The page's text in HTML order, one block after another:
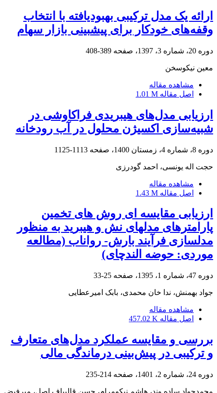
ارائه یک مدل ترکیبی بهبود‌یافته با انتخاب
وقفه‌های خودکار برای پیش‎بینی بازار سهام
دوره 20، شماره 3، 1397، صفحه 389-408
معین نیکوسخن
مشاهده مقاله
اصل مقاله 1.01 M
ارزیابی مدل‌های هیبریدی فراکاوشی در
شبیه‌سازی اکسیژن محلول در آب رودخانه
دوره 8، شماره 4، زمستان 1400، صفحه 1113-1125
حجت اله یونسی، احمد گودرزی
مشاهده مقاله
اصل مقاله 1.43 M
ارزیابی مقایسه ای روش های تخمین
پارامترهای مدلهای نش و هیبرید به منظور
مدلسازی فرآیند بارش- رواناب (مطالعه
موردی: حوضه الندچای)
دوره 47، شماره 1، 1395، صفحه 25-33
جواد بهمنش، ندا خان محمدی، بابک امیرعطایی
مشاهده مقاله
اصل مقاله 457.02 K
بررسی و مقایسه عملکرد مدل‌های متعارف
و ترکیبی در پیش‌بینی درماندگی مالی
دوره 24، شماره 2، 1401، صفحه 214-235